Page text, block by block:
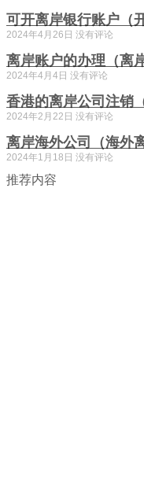
可开离岸银行账户（
2024年4月26日 没有评论
离岸账户的办理（离
2024年4月4日 没有评论
香港的离岸公司注销
2024年2月22日 没有评论
离岸海外公司（海外
2024年1月18日 没有评论
推荐内容